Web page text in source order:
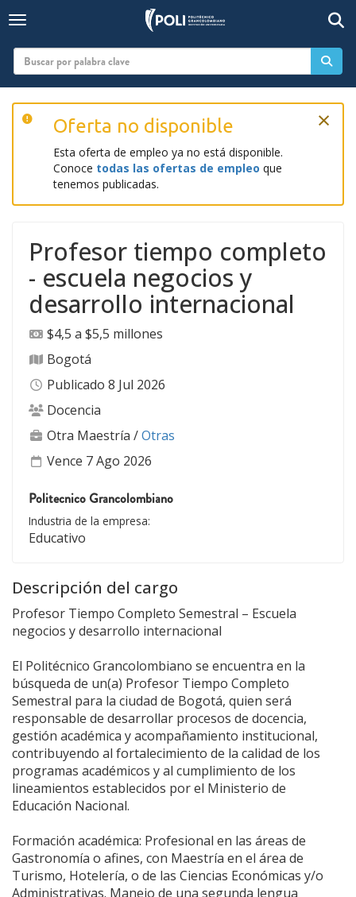
Toggle navigation
Oferta no disponible
Esta oferta de empleo ya no está disponible.
Conoce todas las ofertas de empleo que
tenemos publicadas.
×
Profesor tiempo completo
- escuela negocios y
desarrollo internacional
$4,5 a $5,5 millones
Bogotá
Publicado 8 Jul 2026
Docencia
Otra Maestría /Otras
Vence 7 Ago 2026
Politecnico Grancolombiano
Industria de la empresa:
Educativo
Descripción del cargo
Profesor Tiempo Completo Semestral – Escuela
negocios y desarrollo internacional
El Politécnico Grancolombiano se encuentra en la
búsqueda de un(a) Profesor Tiempo Completo
Semestral para la ciudad de Bogotá, quien será
responsable de desarrollar procesos de docencia,
gestión académica y acompañamiento institucional,
contribuyendo al fortalecimiento de la calidad de los
programas académicos y al cumplimiento de los
lineamientos establecidos por el Ministerio de
Educación Nacional.
Formación académica: Profesional en las áreas de
Gastronomía o afines, con Maestría en el área de
Turismo, Hotelería, o de las Ciencias Económicas y/o
Administrativas. Manejo de una segunda lengua